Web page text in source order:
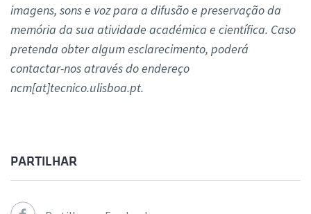
imagens, sons e voz para a difusão e preservação da
memória da sua atividade académica e científica. Caso
pretenda obter algum esclarecimento, poderá
contactar-nos através do endereço
ncm[at]tecnico.ulisboa.pt.
PARTILHAR